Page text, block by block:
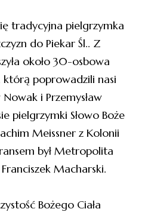
tradycyjna pielgrzymka
do Piekar Śl.. Z
około 30-osbowa
którą poprowadzili nasi
i Przemysław
pielgrzymki Słowo Boże
Meissner z Kolonii
był Metropolita
Macharski.
Bożego Ciała